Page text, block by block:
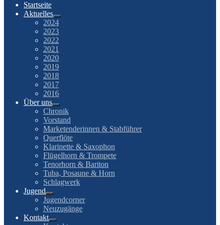
Startseite
Aktuelles
2024
2023
2022
2021
2020
2019
2018
2017
2016
Über uns
Chronik
Vorstand
Marketenderinnen & Stabführer
Querflöte
Klarinette & Saxophon
Flügelhorn & Trompete
Tenorhorn & Bariton
Tuba, Posaune & Horn
Schlagwerk
Jugend
Jugendcorner
Neuzugänge
Kontakt